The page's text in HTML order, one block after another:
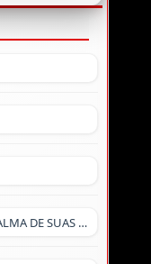
4.TENHA O ALGORITMO NA PALMA DE SUAS MÃOS